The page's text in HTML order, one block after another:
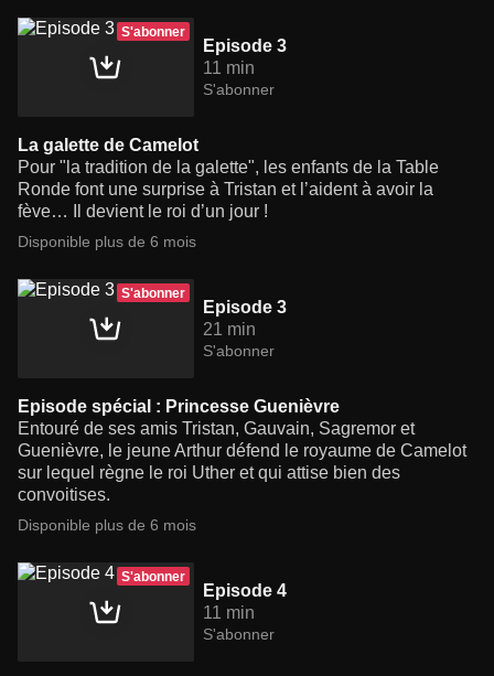
S'abonner
Episode 3
11 min
S'abonner
La galette de Camelot
Pour "la tradition de la galette", les enfants de la Table
Ronde font une surprise à Tristan et l’aident à avoir la
fève… Il devient le roi d’un jour !
Disponible plus de 6 mois
S'abonner
Episode 3
21 min
S'abonner
Episode spécial : Princesse Guenièvre
Entouré de ses amis Tristan, Gauvain, Sagremor et
Guenièvre, le jeune Arthur défend le royaume de Camelot
sur lequel règne le roi Uther et qui attise bien des
convoitises.
Disponible plus de 6 mois
S'abonner
Episode 4
11 min
S'abonner